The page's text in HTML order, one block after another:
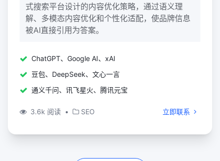
式搜索平台设计的内容优化策略‌，通过语义理
解、多模态内容优化和个性化适配，使品牌信息
被AI直接引用为答案。
ChatGPT、Google AI、xAI
豆包、DeepSeek、文心一言
通义千问、讯飞星火、腾讯元宝
3.6k 阅读 • SEO 立即联系